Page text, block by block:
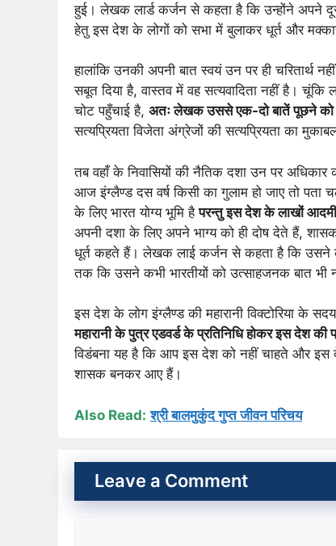
हुई। लेखक लार्ड कर्जन से कहता है कि उन्होंने अपने
हेतु इस देश के लोगों को सभा में बुलाकर धूर्त और
हालांकि उनकी अपनी बात स्वयं उन पर ही चरितार्थ
सबूत दिया है, वास्तव में वह सत्यवादिता नहीं है।
चोट पहुँचाई है, अतः लेखक उससे एक-दो बातें पूछने को
सत्यप्रियता विजेता अंग्रेजों की सत्यप्रियता का
तब वहाँ के निवासियों की नैतिक दशा उन पर
आज इंग्लैण्ड दस वर्ष किसी का गुलाम हो जाए तो
के लिए भारत योग्य भूमि हैपरन्तु इस देश के लाखों
अपनी दशा के लिए अपने भाग्य को ही दोष देते हैं,
धूर्त कहते हैं। लेखक लाई कर्जन से कहता है कि उसने
तक कि उसने कभी भारतीयों को उत्साहजनक बात भी
इस देश के लोग इंग्लैण्ड की महारानी विक्टोरिया के
महारानी के पुत्र एडवर्ड के प्रतिनिधि होकर इस देश
विडंबना यह है कि आप इस देश को नहीं चाहते और इस
शासक बनकर आए हैं।
Also Read: श्री बालमुकुंद गुप्त जीवन परिचय
Leave a Comment